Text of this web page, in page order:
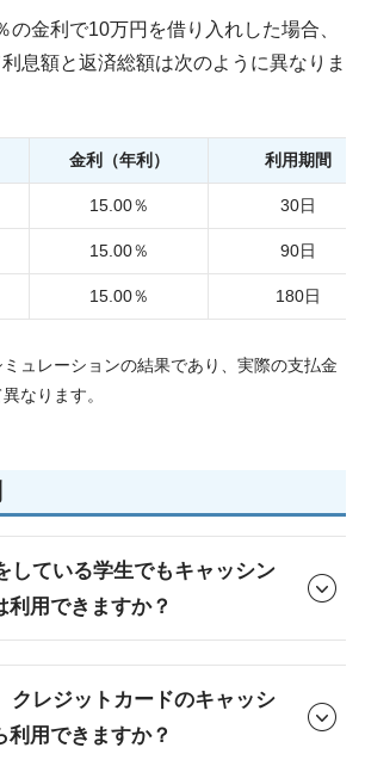
の金利で10万円を借り入れした場合、
息額と返済総額は次のように異なりま
金利（年利） 利用期間
15.00％ 30日
15.00％ 90日
15.00％ 180日
ュレーションの結果であり、実際の支払金
なります。
している学生でもキャッシン
利用できますか？
クレジットカードのキャッシ
利用できますか？